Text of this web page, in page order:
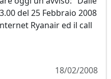
del 25 Febbraio 2008
Ryanair ed il call
18/02/2008